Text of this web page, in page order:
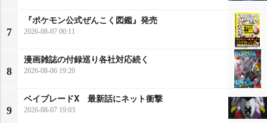
7
『ポケモン公式ぜんこく図鑑』発売
2026-08-07 00:11
8
漫画雑誌の付録巡り各社対応続く
2026-08-06 19:20
9
ベイブレードX 最新話にネット衝撃
2026-08-07 19:03